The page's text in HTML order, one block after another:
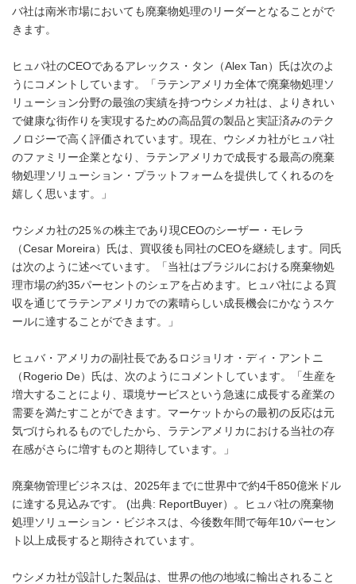
バ社は南米市場においても廃棄物処理のリーダーとなることがで
きます。
ヒュバ社のCEOであるアレックス・タン（Alex Tan）氏は次のよ
うにコメントしています。「ラテンアメリカ全体で廃棄物処理ソ
リューション分野の最強の実績を持つウシメカ社は、よりきれい
で健康な街作りを実現するための高品質の製品と実証済みのテク
ノロジーで高く評価されています。現在、ウシメカ社がヒュバ社
のファミリー企業となり、ラテンアメリカで成長する最高の廃棄
物処理ソリューション・プラットフォームを提供してくれるのを
嬉しく思います。」
ウシメカ社の25％の株主であり現CEOのシーザー・モレラ
（Cesar Moreira）氏は、買収後も同社のCEOを継続します。同氏
は次のように述べています。「当社はブラジルにおける廃棄物処
理市場の約35パーセントのシェアを占めます。ヒュバ社による買
収を通じてラテンアメリカでの素晴らしい成長機会にかなうスケ
ールに達することができます。」
ヒュバ・アメリカの副社長であるロジョリオ・ディ・アントニ
（Rogerio De）氏は、次のようにコメントしています。「生産を
増大することにより、環境サービスという急速に成長する産業の
需要を満たすことができます。マーケットからの最初の反応は元
気づけられるものでしたから、ラテンアメリカにおける当社の存
在感がさらに増すものと期待しています。」
廃棄物管理ビジネスは、2025年までに世界中で約4千850億米ドル
に達する見込みです。 (出典: ReportBuyer）。ヒュバ社の廃棄物
処理ソリューション・ビジネスは、今後数年間で毎年10パーセン
ト以上成長すると期待されています。
ウシメカ社が設計した製品は、世界の他の地域に輸出されること